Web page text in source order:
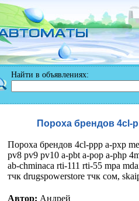
Найти в объявлениях:
Пороха брендов 4cl-
Пороха брендов 4cl-ppp a-pxp
pv8 pv9 pv10 a-pbt a-pop a-php
ab-chminaca rti-111 rti-55 mpa
тчк drugspowerstore тчк сом,
Автор: Андрей